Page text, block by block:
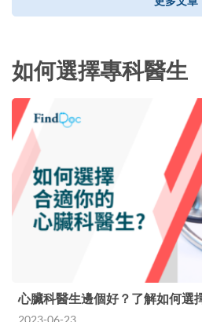
如何選擇專科醫生
心臟科醫生邊個好？了解如何選
2023-06-23